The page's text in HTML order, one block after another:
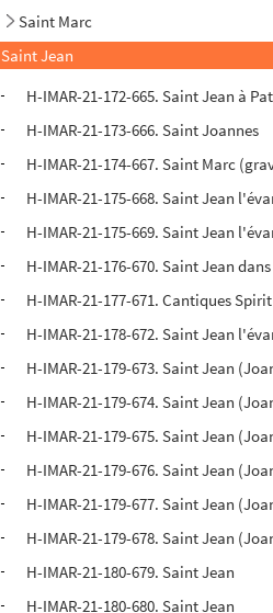
Saint Marc
Saint Jean
H-IMAR-21-172-665. Saint Jean à
H-IMAR-21-173-666. Saint Joannes
H-IMAR-21-174-667. Saint Marc
H-IMAR-21-175-668. Saint Jean
H-IMAR-21-175-669. Saint Jean
H-IMAR-21-176-670. Saint Jean
H-IMAR-21-177-671. Cantiques
H-IMAR-21-178-672. Saint Jean
H-IMAR-21-179-673. Saint Jean
H-IMAR-21-179-674. Saint Jean
H-IMAR-21-179-675. Saint Jean
H-IMAR-21-179-676. Saint Jean
H-IMAR-21-179-677. Saint Jean
H-IMAR-21-179-678. Saint Jean
H-IMAR-21-180-679. Saint Jean
H-IMAR-21-180-680. Saint Jean